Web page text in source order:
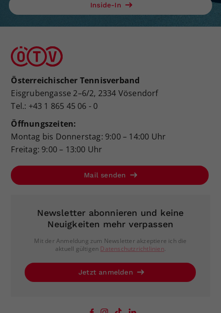
Inside-In
Österreichischer Tennisverband
Eisgrubengasse 2–6/2, 2334 Vösendorf
Tel.: +43 1 865 45 06 - 0
Öffnungszeiten:
Montag bis Donnerstag: 9:00 – 14:00 Uhr
Freitag: 9:00 – 13:00 Uhr
Mail senden
Newsletter abonnieren und keine
Neuigkeiten mehr verpassen
Mit der Anmeldung zum Newsletter akzeptiere ich die
aktuell gültigen Datenschutzrichtlinien.
Jetzt anmelden